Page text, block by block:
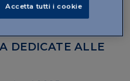
DEDICATE ALLE
Accetta tutti i cookie